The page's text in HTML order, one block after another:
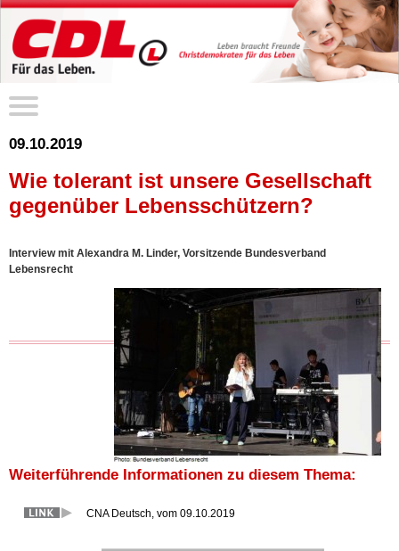
09.10.2019
Wie tolerant ist unsere Gesellschaft
gegenüber Lebensschützern?
Interview mit Alexandra M. Linder, Vorsitzende Bundesverband
Lebensrecht
Weiterführende Informationen zu diesem Thema:
CNA Deutsch, vom 09.10.2019